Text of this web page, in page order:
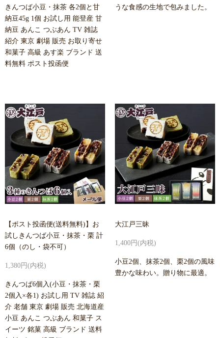
きんつば小豆・抹茶 各2個と甘
納豆45g 1個 お試し用 能登産 甘
納豆 あんこ つぶあん TV 雑誌
紹介 東京 劇場 販売 お取り寄せ
和菓子 高級 あす楽 ブランド 送
料無料 ポスト投函便
うな食感の生地で包みました。
【ポスト投函便(送料無料)】お
試しきんつば小豆・抹茶・栗 計
6個（のし・袋不可）
1,380円(内税)
きんつば6個入(小豆・抹茶・栗
2個入×各1) お試し用 TV 雑誌 紹
介 老舗 東京 劇場 販売 北海道産
小豆 あんこ つぶあん 和菓子 ス
イーツ 銘菓 高級 ブランド 送料
大江戸三昧
1,400円(内税)
小豆2個、抹茶2個、栗2個の風味
豊かな味わい。贈り物に最適。